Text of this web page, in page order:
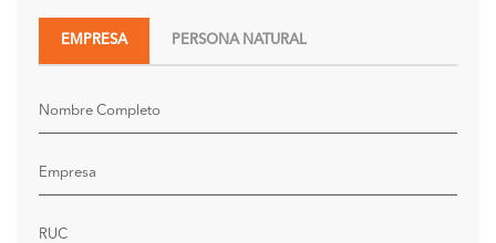
EMPRESA PERSONA NATURAL
Nombre Completo
Empresa
RUC